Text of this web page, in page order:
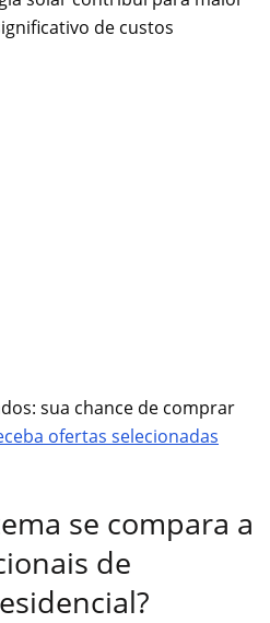
de custos
sua chance de comprar
ofertas selecionadas
se compara a
de